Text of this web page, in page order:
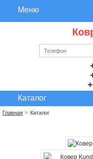
Главная Каталог